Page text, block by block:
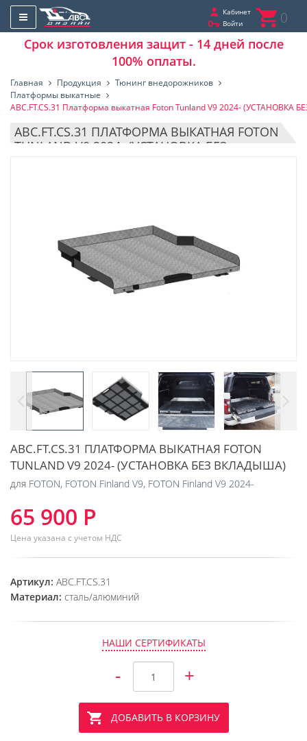
Кабинет
Войти
0
Срок изготовления защит - 14 дней после
100% оплаты.
Главная Продукция
Тюнинг внедорожников
Платформы выкатные
ABC.FT.CS.31 Платформа выкатная Foton Tunland V9 2024- (УСТАНОВКА
ABC.FT.CS.31 ПЛАТФОРМА ВЫКАТНАЯ FOTON
TUNLAND V9 2024- (УСТАНОВКА БЕЗ
ABC.FT.CS.31 ПЛАТФОРМА ВЫКАТНАЯ FOTON
TUNLAND V9 2024- (УСТАНОВКА БЕЗ ВКЛАДЫША)
для FOTON, FOTON Finland V9, FOTON Finland V9 2024-
65 900 Р
Цена указана с учетом НДС
Артикул: ABC.FT.CS.31
Материал: сталь/алюминий
НАШИ СЕРТИФИКАТЫ
- +
ДОБАВИТЬ В КОРЗИНУ